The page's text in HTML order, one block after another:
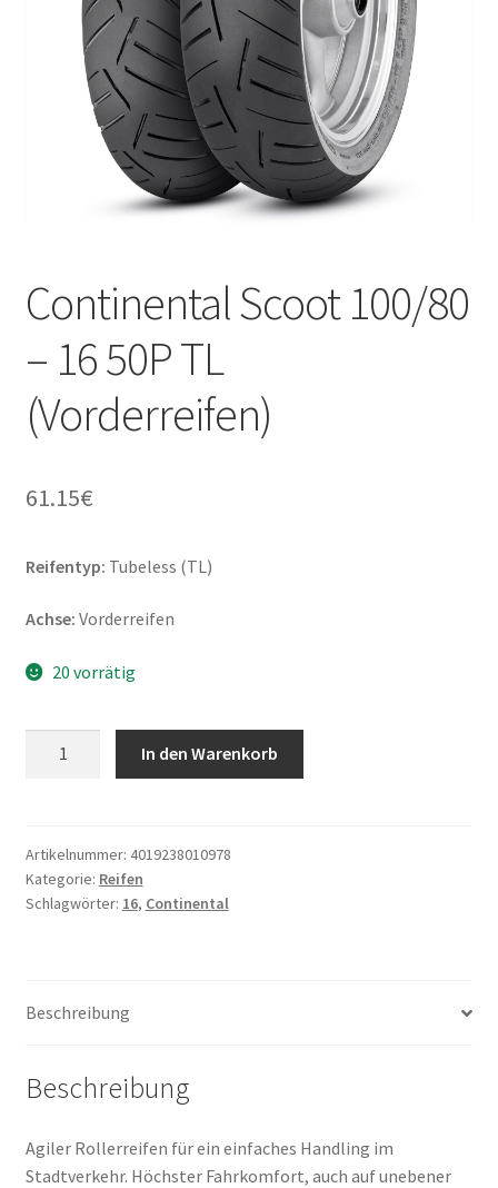
Continental Scoot 100/80
– 16 50P TL
(Vorderreifen)
61.15€
Reifentyp: Tubeless (TL)
Achse: Vorderreifen
20 vorrätig
16
50P
TL
In den Warenkorb
Artikelnummer: 4019238010978
Kategorie: Reifen
Schlagwörter: 16, Continental
Beschreibung
Beschreibung
Agiler Rollerreifen für ein einfaches Handling im
Stadtverkehr. Höchster Fahrkomfort, auch auf unebener